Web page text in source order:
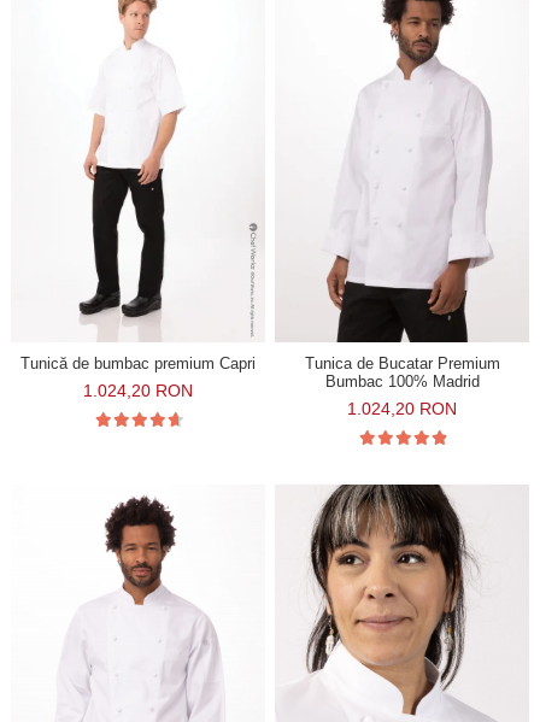
Tunică de bumbac premium Capri
1.024,20 RON
Tunica de Bucatar Premium
Bumbac 100% Madrid
1.024,20 RON